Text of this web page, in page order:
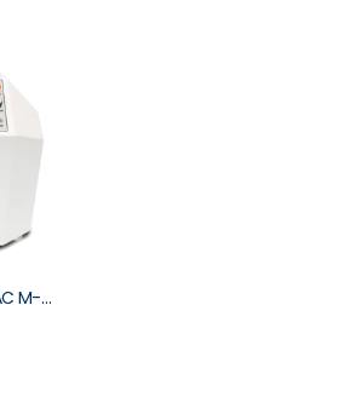
SpeedMixer – SMART DAC M-Series 250–2000 g